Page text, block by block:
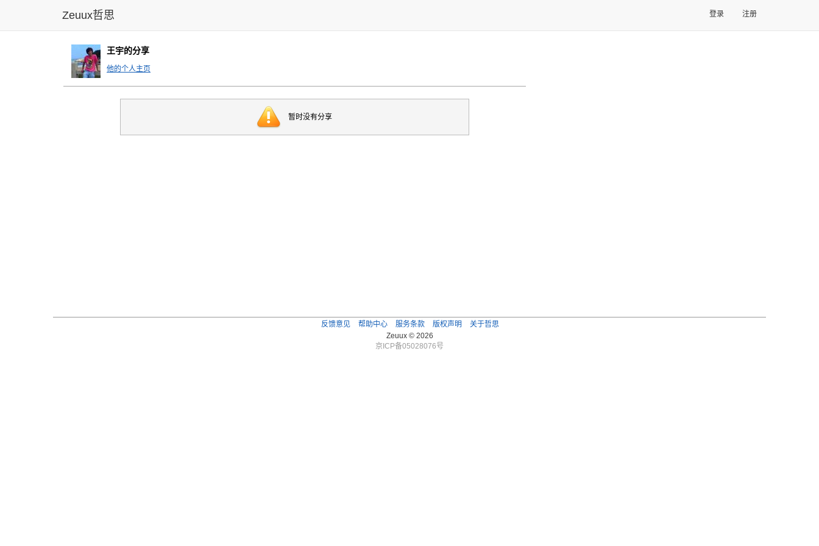
Zeuux哲思 登录 注册
王宇的分享
他的个人主页
暂时没有分享
反馈意见 帮助中心 服务条款 版权声明
关于哲思
Zeuux © 2026
京ICP备05028076号